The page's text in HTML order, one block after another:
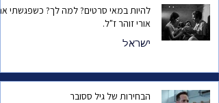
להיות במאי סרטים? למה לך? כשפגשתי
אורי זוהר ז"ל.
ישראל
הבחירות של גיל ססובר